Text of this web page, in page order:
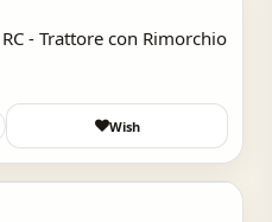
- Trattore con Rimorchio
Wish
Veloce